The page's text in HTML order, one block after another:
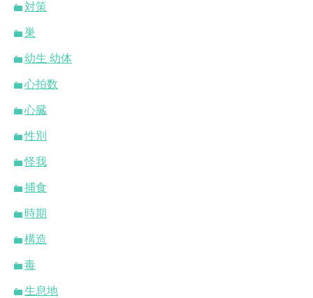
対策
巣
幼生 幼体
心拍数
心臓
性別
怪我
捕食
時期
構造
毒
生息地